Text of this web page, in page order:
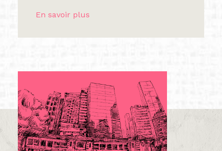
En savoir plus